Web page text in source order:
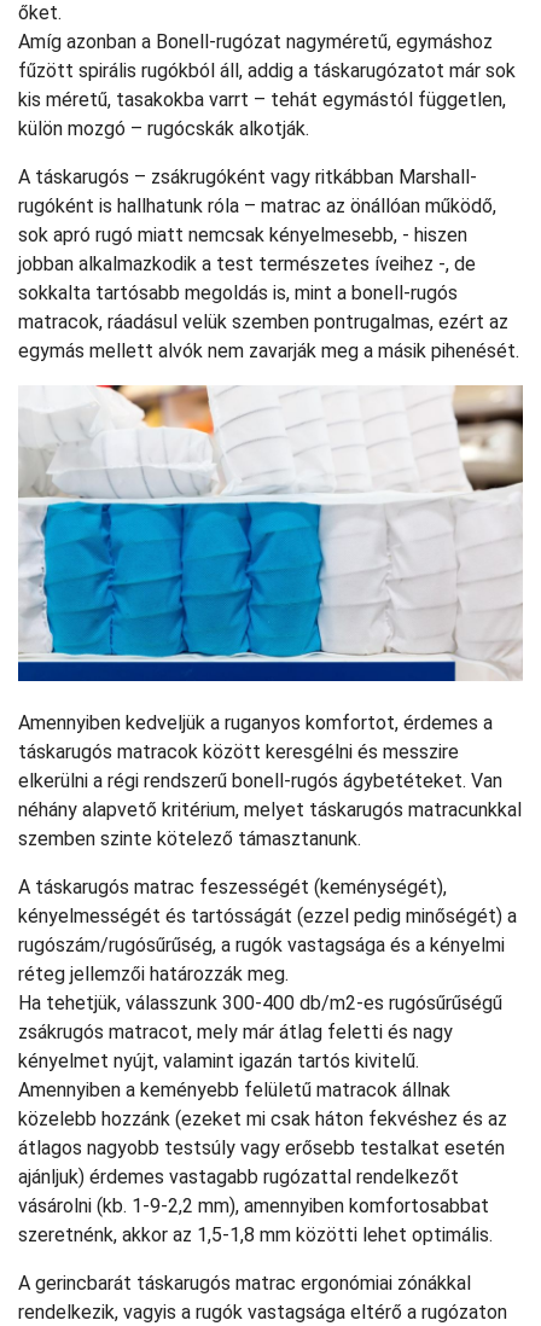
őket.
Amíg azonban a Bonell-rugózat nagyméretű, egymáshoz
fűzött spirális rugókból áll, addig a táskarugózatot már sok
kis méretű, tasakokba varrt – tehát egymástól független,
külön mozgó – rugócskák alkotják.
A táskarugós – zsákrugóként vagy ritkábban Marshall-
rugóként is hallhatunk róla – matrac az önállóan működő,
sok apró rugó miatt nemcsak kényelmesebb, - hiszen
jobban alkalmazkodik a test természetes íveihez -, de
sokkalta tartósabb megoldás is, mint a bonell-rugós
matracok, ráadásul velük szemben pontrugalmas, ezért az
egymás mellett alvók nem zavarják meg a másik pihenését.
Amennyiben kedveljük a ruganyos komfortot, érdemes a
táskarugós matracok között keresgélni és messzire
elkerülni a régi rendszerű bonell-rugós ágybetéteket. Van
néhány alapvető kritérium, melyet táskarugós matracunkkal
szemben szinte kötelező támasztanunk.
A táskarugós matrac feszességét (keménységét),
kényelmességét és tartósságát (ezzel pedig minőségét) a
rugószám/rugósűrűség, a rugók vastagsága és a kényelmi
réteg jellemzői határozzák meg.
Ha tehetjük, válasszunk 300-400 db/m2-es rugósűrűségű
zsákrugós matracot, mely már átlag feletti és nagy
kényelmet nyújt, valamint igazán tartós kivitelű.
Amennyiben a keményebb felületű matracok állnak
közelebb hozzánk (ezeket mi csak háton fekvéshez és az
átlagos nagyobb testsúly vagy erősebb testalkat esetén
ajánljuk) érdemes vastagabb rugózattal rendelkezőt
vásárolni (kb. 1-9-2,2 mm), amennyiben komfortosabbat
szeretnénk, akkor az 1,5-1,8 mm közötti lehet optimális.
A gerincbarát táskarugós matrac ergonómiai zónákkal
rendelkezik, vagyis a rugók vastagsága eltérő a rugózaton